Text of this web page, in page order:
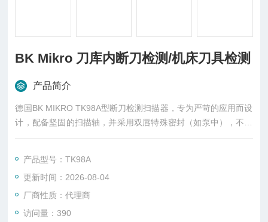
BK Mikro 刀库内断刀检测/机床刀具检测
产品简介
德国BK MIKRO TK98A型断刀检测扫描器，专为严苛的应用而设
计，配备坚固的扫描轴，并采用双唇特殊密封（如泵中），不受
侵蚀性冷却剂、灰尘和碎屑的影响。
额外的调整辅助即可轻松组装。
产品型号：TK98A
更新时间：2026-08-04
厂商性质：代理商
访问量：390